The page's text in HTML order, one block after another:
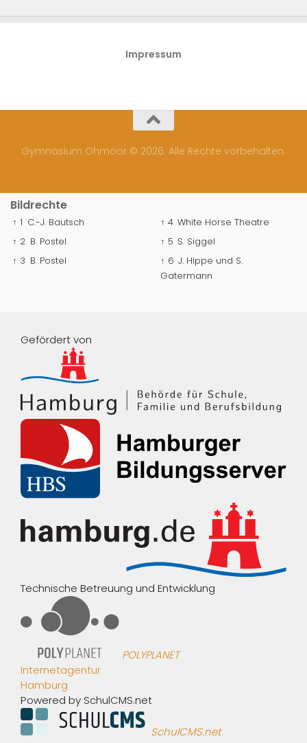
Impressum
Gymnasium Ohmoor © 2026. Alle Rechte vorbehalten.
Bildrechte
↑ 1 C.-J. Bautsch
↑ 2 B. Postel
↑ 3 B. Postel
↑ 4 White Horse Theatre
↑ 5 S. Siggel
↑ 6 J. Hippe und S.
Gatermann
Gefördert von
Technische Betreuung und Entwicklung
POLYPLANET
Internetagentur
Hamburg
Powered by SchulCMS.net
SchulCMS.net